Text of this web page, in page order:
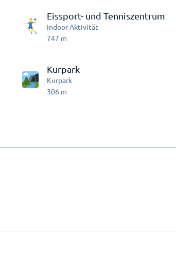
Eissport- und Tenniszentrum
Indoor Aktivität
747 m
Kurpark
Kurpark
306 m